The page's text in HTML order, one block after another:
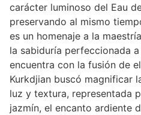
carácter luminoso del Eau
preservando al mismo
es un homenaje a la
la sabiduría perfeccionada
encuentra con la fusión de
Kurkdjian buscó magnificar
luz y textura, representada
jazmín, el encanto ardiente